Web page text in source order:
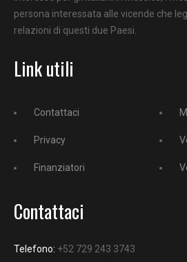
persona interessata alle vicende che
relazioni di questi due Paesi.
Link utili
Contattaci
Privacy
Finanziatori
Contattaci
Telefono: +52 729 243 3743